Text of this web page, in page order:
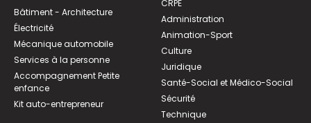
Bâtiment - Architecture
Électricité
Mécanique automobile
Services à la personne
Accompagnement Petite
enfance
Kit auto-entrepreneur
CRPE
Administration
Animation-Sport
Culture
Juridique
Santé-Social et Médico-Social
Sécurité
Technique